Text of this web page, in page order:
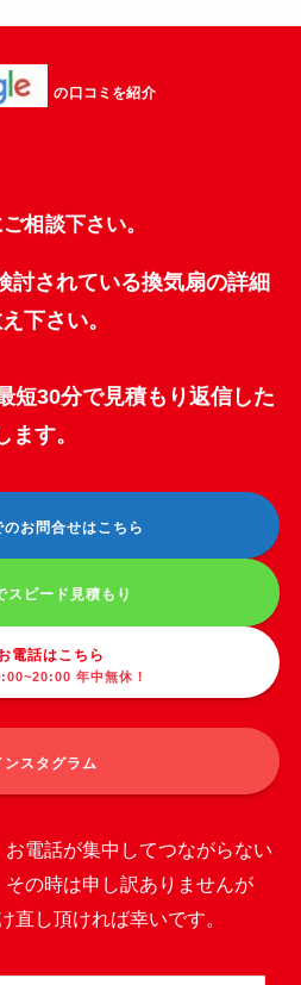
の口コミを紹介
相談下さい。
討されている換気扇の詳細
え下さい。
短30分で見積もり返信した
ます。
のお問合せはこちら
スピード見積もり
電話はこちら
年中無休！
ンスタグラム
電話が集中してつながらない
の時は申し訳ありませんが
直し頂ければ幸いです。